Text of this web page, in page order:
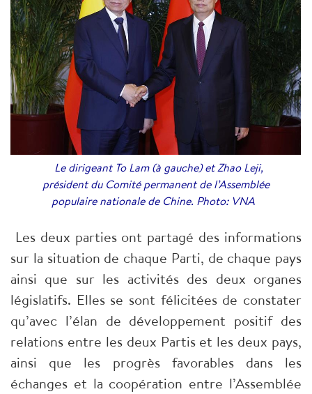
Le dirigeant To Lam (à gauche) et Zhao Leji,
président du Comité permanent de l’Assemblée
populaire nationale de Chine. Photo: VNA
Les deux parties ont partagé des informations
sur la situation de chaque Parti, de chaque pays
ainsi que sur les activités des deux organes
législatifs. Elles se sont félicitées de constater
qu’avec l’élan de développement positif des
relations entre les deux Partis et les deux pays,
ainsi que les progrès favorables dans les
échanges et la coopération entre l’Assemblée